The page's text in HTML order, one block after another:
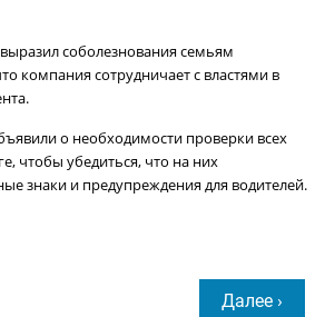
соболезнования семьям
компания сотрудничает с властями в
о необходимости проверки всех
чтобы убедиться, что на них
знаки и предупреждения для водителей.
Далее ›